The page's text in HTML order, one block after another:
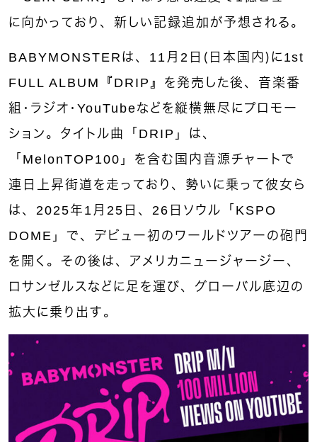
に向かっており、新しい記録追加が予想される。
BABYMONSTERは、11月2日（日本国内）に1st
FULL ALBUM『DRIP』を発売した後、音楽番
組・ラジオ・YouTubeなどを縦横無尽にプロモー
ション。タイトル曲「DRIP」は、
「MelonTOP100」を含む国内音源チャートで
連日上昇街道を走っており、勢いに乗って彼女ら
は、2025年1月25日、26日ソウル「KSPO
DOME」で、デビュー初のワールドツアーの砲門
を開く。その後は、アメリカニュージャージー、
ロサンゼルスなどに足を運び、グローバル底辺の
拡大に乗り出す。